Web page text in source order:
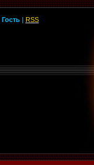
Гость | RSS